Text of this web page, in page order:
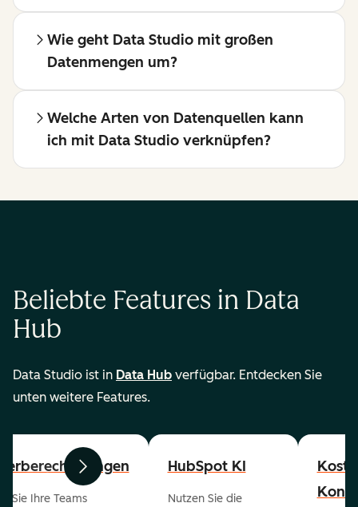
Wie geht Data Studio mit großen
Datenmengen um?
Welche Arten von Datenquellen kann
ich mit Data Studio verknüpfen?
Beliebte Features in Data
Hub
Data Studio ist in Data Hub verfügbar. Entdecken Sie
unten weitere Features.
ZurückWeiter
Sie Ihre Teams
HubSpot KI
Nutzen Sie die